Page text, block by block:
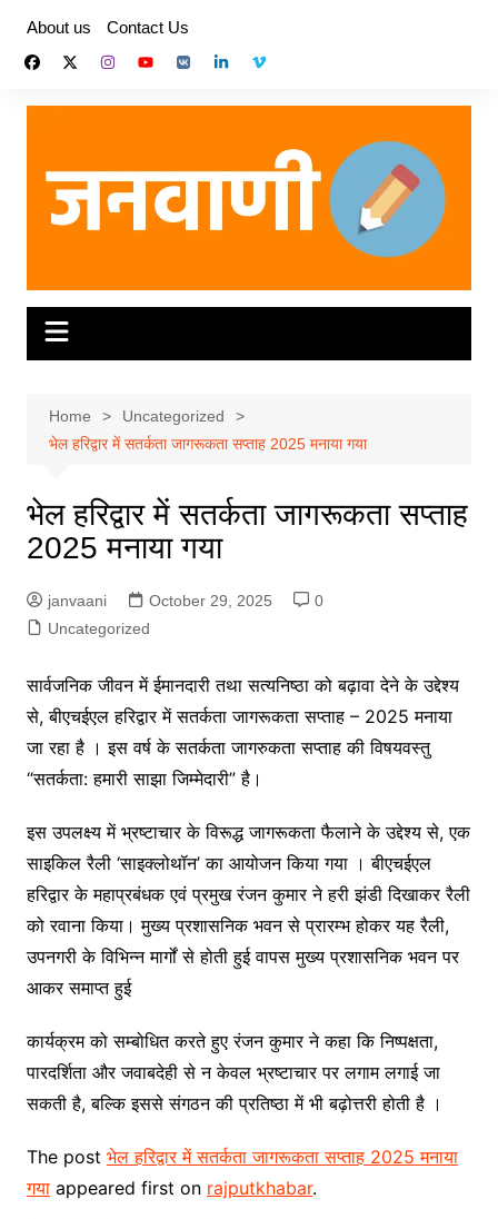
content
About us Contact Us
Home
Uncategorized
भेल हरिद्वार में सतर्कता जागरूकता सप्ताह 2025 मनाया गया
भेल हरिद्वार में सतर्कता जागरूकता सप्ताह
2025 मनाया गया
janvaani October 29, 2025
0
Uncategorized
सार्वजनिक जीवन में ईमानदारी तथा सत्यनिष्ठा को बढ़ावा देने के उद्देश्य
से, बीएचईएल हरिद्वार में सतर्कता जागरूकता सप्ताह – 2025 मनाया
जा रहा है । इस वर्ष के सतर्कता जागरुकता सप्ताह की विषयवस्तु
“सतर्कता: हमारी साझा जिम्मेदारी” है।
इस उपलक्ष्य में भ्रष्टाचार के विरूद्ध जागरूकता फैलाने के उद्देश्य से, एक
साइकिल रैली ‘साइक्लोथॉन’ का आयोजन किया गया । बीएचईएल
हरिद्वार के महाप्रबंधक एवं प्रमुख रंजन कुमार ने हरी झंडी दिखाकर रैली
को रवाना किया। मुख्य प्रशासनिक भवन से प्रारम्भ होकर यह रैली,
उपनगरी के विभिन्न मार्गों से होती हुई वापस मुख्य प्रशासनिक भवन पर
आकर समाप्त हुई
कार्यक्रम को सम्बोधित करते हुए रंजन कुमार ने कहा कि निष्पक्षता,
पारदर्शिता और जवाबदेही से न केवल भ्रष्टाचार पर लगाम लगाई जा
सकती है, बल्कि इससे संगठन की प्रतिष्ठा में भी बढ़ोत्तरी होती है ।
The post भेल हरिद्वार में सतर्कता जागरूकता सप्ताह 2025 मनाया
गयाappeared first on rajputkhabar.